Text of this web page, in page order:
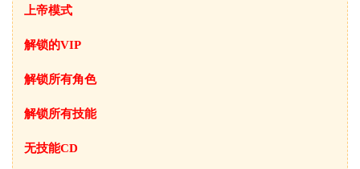
上帝模式
解锁的VIP
解锁所有角色
解锁所有技能
无技能CD